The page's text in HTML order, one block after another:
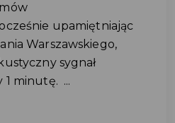
upamiętniając
Warszawskiego,
sygnał
minutę. ...